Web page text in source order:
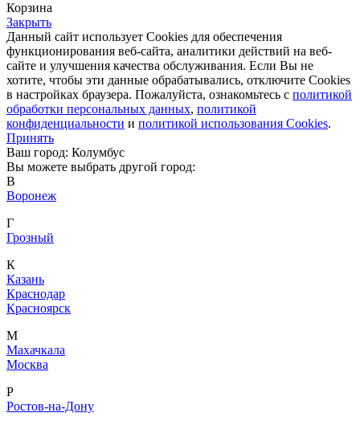
Корзина
Закрыть
Данный сайт использует Cookies для обеспечения
функционирования веб-сайта, аналитики действий на веб-
сайте и улучшения качества обслуживания. Если Вы не
хотите, чтобы эти данные обрабатывались, отключите Cookies
в настройках браузера. Пожалуйста, ознакомьтесь с политикой
обработки персональных данных, политикой
конфиденциальности и политикой использования Cookies.
Принять
Ваш город: Колумбус
Вы можете выбрать другой город:
В
Воронеж
Г
Грозный
К
Казань
Краснодар
Красноярск
М
Махачкала
Москва
Р
Ростов-на-Дону